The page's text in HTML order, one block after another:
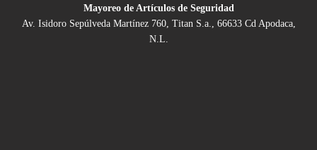
Mayoreo de Artículos de Seguridad
Av. Isidoro Sepúlveda Martínez 760, Titan S.a., 66633 Cd Apodaca,
N.L.